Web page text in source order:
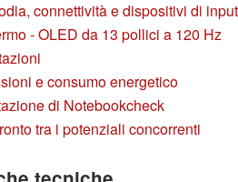
connettività e dispositivi di input
- OLED da 13 pollici a 120 Hz
e consumo energetico
di Notebookcheck
tra i potenziali concorrenti